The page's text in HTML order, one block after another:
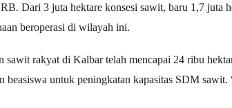
Dari 3 juta hektare konsesi sawit, baru 1,7 juta
beroperasi di wilayah ini.
sawit rakyat di Kalbar telah mencapai 24 ribu
beasiswa untuk peningkatan kapasitas SDM